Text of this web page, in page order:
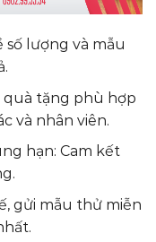
số lượng và mẫu
quà tặng phù hợp
và nhân viên.
hạn: Cam kết
gửi mẫu thử miễn